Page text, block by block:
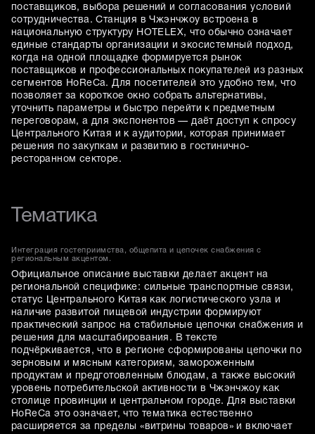
поставщиков, выбора решений и согласования условий
сотрудничества. Станция в Чжэнчжоу встроена в
национальную структуру HOTELEX, что обычно означает
единые стандарты организации и экосистемный подход,
когда на одной площадке формируется рынок
поставщиков и профессиональных покупателей из разных
сегментов HoReCa. Для посетителей это удобно тем, что
позволяет за короткое окно собрать альтернативы,
уточнить параметры и быстро перейти к предметным
переговорам, а для экспонентов — даёт доступ к спросу
Центрального Китая и к аудитории, которая принимает
решения по закупкам и развитию в гостинично-
ресторанном секторе.
Тематика
Интеграция гостеприимства, общепита и цепочек снабжения с
региональным акцентом.
Официальное описание выставки делает акцент на
региональной специфике: сильные транспортные связи,
статус Центрального Китая как логистического узла и
наличие развитой пищевой индустрии формируют
практический запрос на стабильные цепочки снабжения и
решения для масштабирования. В тексте
подчёркивается, что в регионе сформированы цепочки по
зерновым и мясным категориям, замороженным
продуктам и предготовленным блюдам, а также высокий
уровень потребительской активности в Чжэнчжоу как
столице провинции и центральном городе. Для выставки
HoReCa это означает, что тематика естественно
расширяется за пределы «витрины товаров» и включает